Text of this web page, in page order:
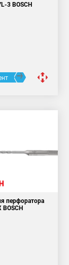
3 BOSCH
перфоратора
BOSCH